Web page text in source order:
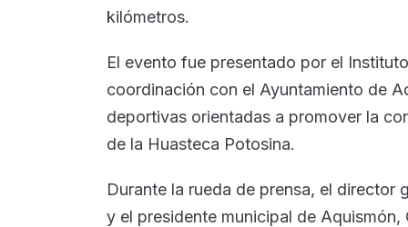
kilómetros.
El evento fue presentado por el
coordinación con el Ayuntamiento de
deportivas orientadas a promover la
de la Huasteca Potosina.
Durante la rueda de prensa, el director
y el presidente municipal de